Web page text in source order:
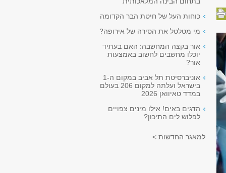
כוחות העל של חיטת הבר הקדומה
מי מטלטל את הסירה של אירופה?
אור בקצה המחשבה: האם בעתיד
יוכלו מחשבים לחשוב באמצעות
אור?
אוניברסיטת תל אביב במקום ה-1
בישראל ועלתה למקום 206 בעולם
במדד טאיוואן 2026
הדגים באים! אילו מינים צפויים
לפלוש לים התיכון?
למאגר החדשות >